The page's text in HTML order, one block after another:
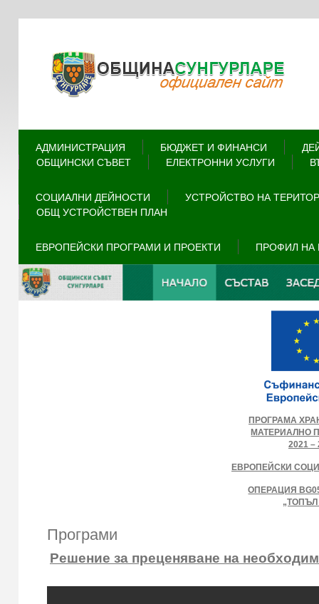
АДМИНИСТРАЦИЯ БЮДЖЕТ И ФИНАНСИ
ОБЩИНСКИ СЪВЕТ
ЕЛЕКТРОННИ УСЛУГИ
СОЦИАЛНИ ДЕЙНОСТИ
УСТРОЙСТВО НА
ОБЩ УСТРОЙСТВЕН ПЛАН
ЕВРОПЕЙСКИ ПРОГРАМИ И ПРОЕКТИ ПРОФИЛ НА
ПРОГРАМА
МАТЕРИАЛНО
2021 –
ЕВРОПЕЙСКИ
ОПЕРАЦИЯ
Програми
Решение за преценяване на